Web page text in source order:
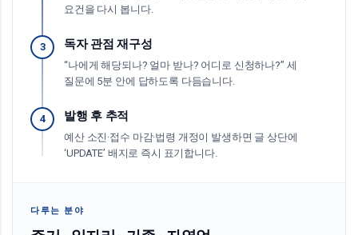
요건을 다시 봅니다.
3 독자 관점 재구성
“나에게 해당되나? 얼마 받나? 어디로 신청하나?” 세
질문에 5분 안에 답하도록 다듬습니다.
4 발행 후 추적
예산 소진·접수 마감·법령 개정이 발생하면 글 상단에
‘UPDATE’ 배지로 즉시 표기합니다.
다루는 분야